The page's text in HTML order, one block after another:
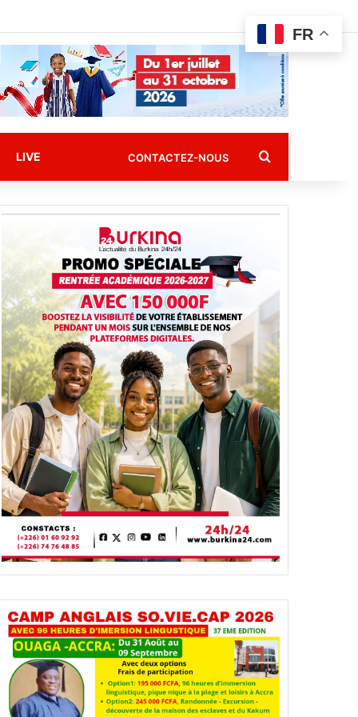
LIVE CONTACTEZ-NOUS Rechercher
FR